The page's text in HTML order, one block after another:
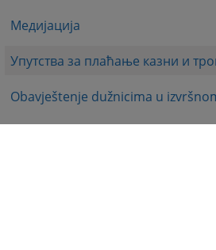
Медијација
Упутства за плаћање казни и
Obavještenje dužnicima u